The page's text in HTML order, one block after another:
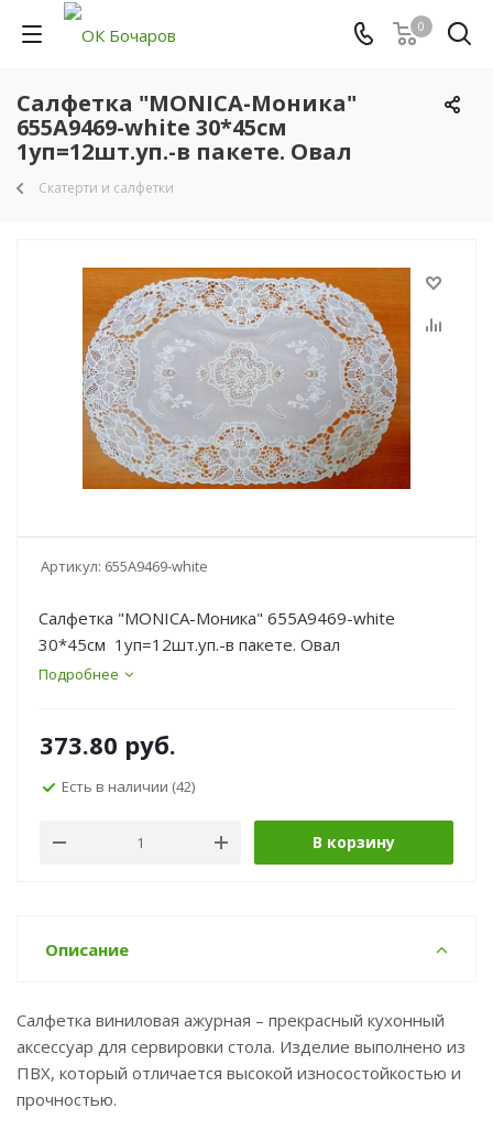
0
Салфетка "MONICA-Моника"
655A9469-white 30*45см
1уп=12шт.уп.-в пакете. Овал
Скатерти и салфетки
Артикул: 655A9469-white
Салфетка "MONICA-Моника" 655A9469-white
30*45см 1уп=12шт.уп.-в пакете. Овал
Подробнее
373.80 руб.
Есть в наличии (42)
В корзину
Описание
Салфетка виниловая ажурная – прекрасный кухонный
аксессуар для сервировки стола. Изделие выполнено из
ПВХ, который отличается высокой износостойкостью и
прочностью.